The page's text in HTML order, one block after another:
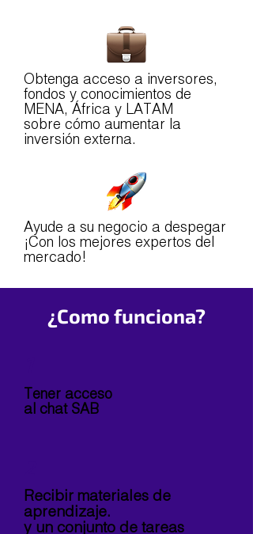
Obtenga acceso a inversores,
fondos y conocimientos de
MENA, África y LATAM
sobre cómo aumentar la
inversión externa.
Ayude a su negocio a despegar
¡Con los mejores expertos del
mercado!
¿Como funciona?
Tener acceso
al chat SAB
Recibir materiales de
aprendizaje.
y un conjunto de tareas